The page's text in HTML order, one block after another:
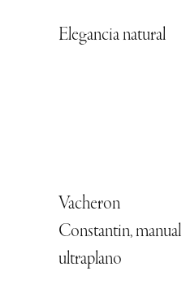
Elegancia natural
Vacheron
Constantin, manual
ultraplano